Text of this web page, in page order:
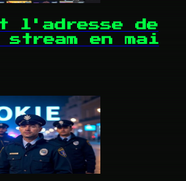
l'adresse de
stream en mai